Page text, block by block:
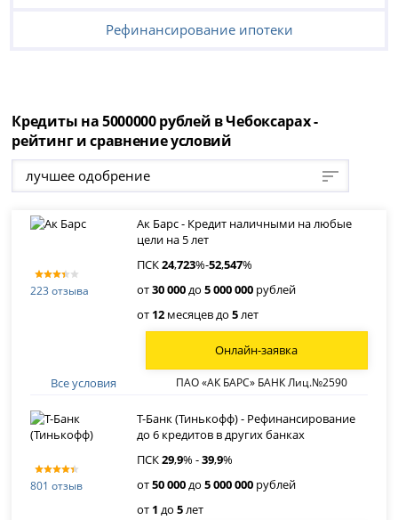
Рефинансирование ипотеки
Кредиты на 5000000 рублей в Чебоксарах -
рейтинг и сравнение условий
лучшее одобрение
223 отзыва
Ак Барс - Кредит наличными на любые
цели на 5 лет
ПСК24,723%-52,547%
от30 000до5 000 000 рублей
от 12 месяцев до5лет
Все условия ПАО «АК БАРС» БАНК Лиц.№2590
Онлайн-заявка
801 отзыв
Т-Банк (Тинькофф) - Рефинансирование
до 6 кредитов в других банках
ПСК29,9% -39,9%
от50 000до5 000 000 рублей
от 1 до5лет